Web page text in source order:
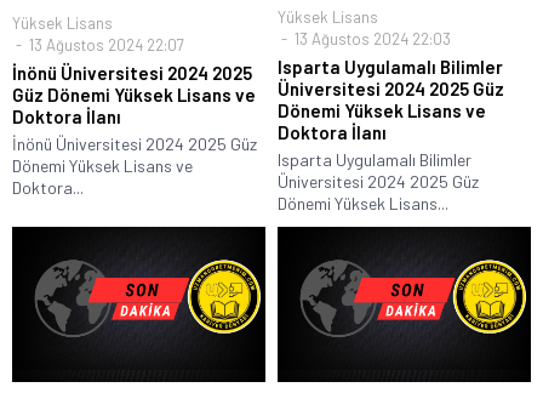
Yüksek Lisans
13 Ağustos 2024 22:07
İnönü Üniversitesi 2024 2025
Güz Dönemi Yüksek Lisans ve
Doktora İlanı
İnönü Üniversitesi 2024 2025 Güz
Dönemi Yüksek Lisans ve
Doktora...
Yüksek Lisans
13 Ağustos 2024 22:03
Isparta Uygulamalı Bilimler
Üniversitesi 2024 2025 Güz
Dönemi Yüksek Lisans ve
Doktora İlanı
Isparta Uygulamalı Bilimler
Üniversitesi 2024 2025 Güz
Dönemi Yüksek Lisans...